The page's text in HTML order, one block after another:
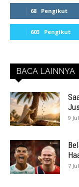
68 Pengikut
603 Pengikut
BACA LAINNYA
9
7